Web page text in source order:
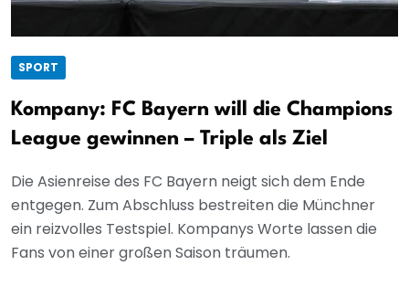
SPORT
Kompany: FC Bayern will die Champions
League gewinnen – Triple als Ziel
Die Asienreise des FC Bayern neigt sich dem Ende
entgegen. Zum Abschluss bestreiten die Münchner
ein reizvolles Testspiel. Kompanys Worte lassen die
Fans von einer großen Saison träumen.